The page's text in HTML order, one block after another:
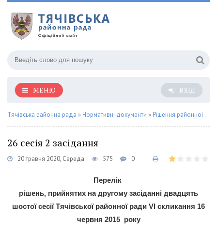
ВХІД
МЕНЮ
Тячівська районна рада » Нормативні документи » Рішення районної ради
26 сесія 2 засідання
20 травня 2020, Середа 575 0
Перелік
рішень, прийнятих на другому засіданні двадцять
шостої сесії Тячівської районної ради VI скликання 16
червня 2015 року